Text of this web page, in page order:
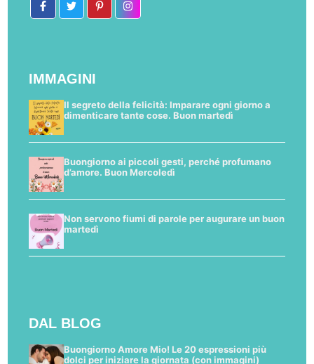
IMMAGINI
Il segreto della felicità: Imparare ogni giorno a
dimenticare tante cose. Buon martedì
Buongiorno ai piccoli gesti, perché profumano
d’amore. Buon Mercoledì
Non servono fiumi di parole per augurare un buon
martedì
DAL BLOG
Buongiorno Amore Mio! Le 20 espressioni più
dolci per iniziare la giornata (con immagini)